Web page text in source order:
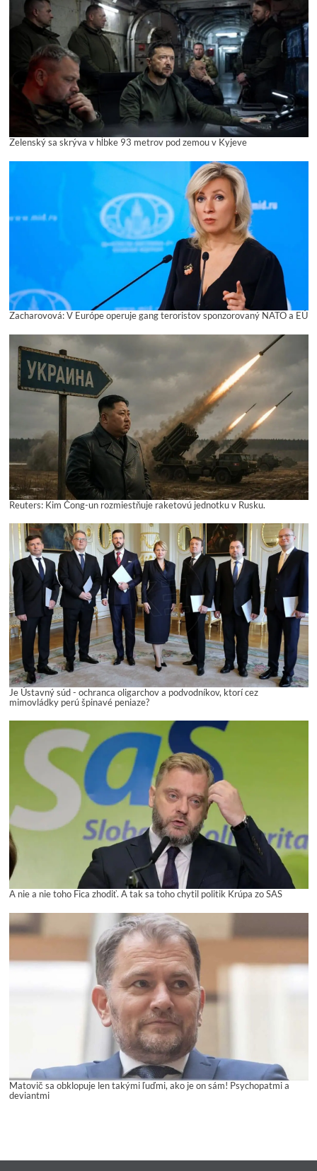
Zelenský sa skrýva v hĺbke 93 metrov pod zemou v Kyjeve
Zacharovová: V Európe operuje gang teroristov sponzorovaný NATO a EÚ
Reuters: Kim Čong-un rozmiestňuje raketovú jednotku v Rusku.
Je Ústavný súd - ochranca oligarchov a podvodníkov, ktorí cez
mimovládky perú špinavé peniaze?
A nie a nie toho Fica zhodiť. A tak sa toho chytil politik Krúpa zo SAS
Matovič sa obklopuje len takými ľuďmi, ako je on sám! Psychopatmi a
deviantmi